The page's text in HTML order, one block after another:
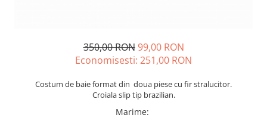
350,00 RON 99,00 RON
Economisesti: 251,00 RON
Costum de baie format din doua piese cu fir stralucitor.
Croiala slip tip brazilian.
Marime: